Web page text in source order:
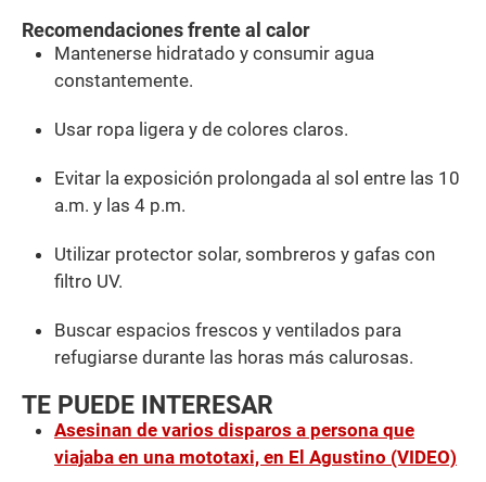
Recomendaciones frente al calor
Mantenerse hidratado y consumir agua
constantemente.
Usar ropa ligera y de colores claros.
Evitar la exposición prolongada al sol entre las 10
a.m. y las 4 p.m.
Utilizar protector solar, sombreros y gafas con
filtro UV.
Buscar espacios frescos y ventilados para
refugiarse durante las horas más calurosas.
TE PUEDE INTERESAR
Asesinan de varios disparos a persona que
viajaba en una mototaxi, en El Agustino (VIDEO)